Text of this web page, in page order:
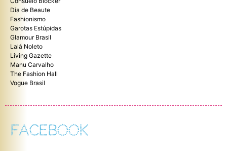
Dia de Beaute
Fashionismo
Garotas Estúpidas
Glamour Brasil
Lalá Noleto
Living Gazette
Manu Carvalho
The Fashion Hall
Vogue Brasil
FACEBOOK